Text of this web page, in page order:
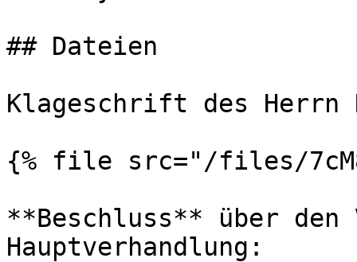
## Dateien
Klageschrift des Herrn
{% file src="/files/
**Beschluss** über
Hauptverhandlung: